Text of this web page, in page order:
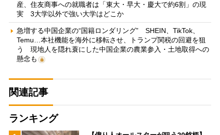
産、住友商事への就職者は「東大・早大・慶大で約6割」の現
実 3大学以外で強い大学はどこか
急増する中国企業の“国籍ロンダリング” SHEIN、TikTok、
Temu…本社機能を海外に移転させ、トランプ関税の回避を狙
う 現地人を隠れ蓑にした中国企業の農業参入・土地取得への
懸念も
関連記事
ランキング